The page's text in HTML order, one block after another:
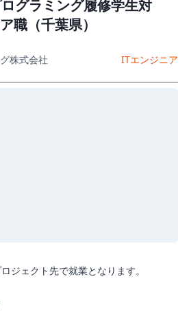
ログラミング履修学生対
職（千葉県）
株式会社 ITエンジニア
ジェクト先で就業となります。